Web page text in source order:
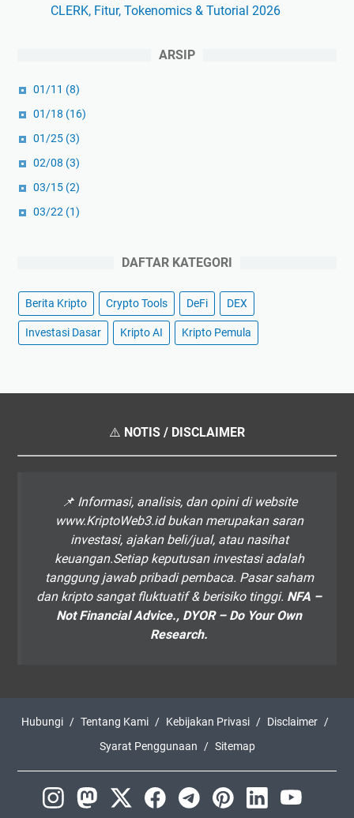
CLERK, Fitur, Tokenomics & Tutorial 2026
ARSIP
01/11 (8)
01/18 (16)
01/25 (3)
02/08 (3)
03/15 (2)
03/22 (1)
DAFTAR KATEGORI
Berita Kripto Crypto Tools DeFi DEX
Investasi Dasar Kripto AI Kripto Pemula
⚠️ NOTIS / DISCLAIMER
📌 Informasi, analisis, dan opini di website
www.KriptoWeb3.id bukan merupakan saran
investasi, ajakan beli/jual, atau nasihat
keuangan.Setiap keputusan investasi adalah
tanggung jawab pribadi pembaca. Pasar saham
dan kripto sangat fluktuatif & berisiko tinggi. NFA –
Not Financial Advice., DYOR – Do Your Own
Research.
Hubungi Tentang Kami Kebijakan Privasi
Disclaimer
Syarat Penggunaan
Sitemap